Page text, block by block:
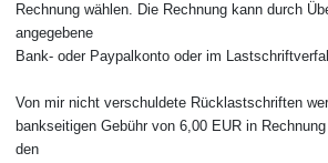
Rechnung wählen. Die Rechnung kann durch
angegebene
Bank- oder Paypalkonto oder im
Von mir nicht verschuldete Rücklastschriften
bankseitigen Gebühr von 6,00 EUR in
den